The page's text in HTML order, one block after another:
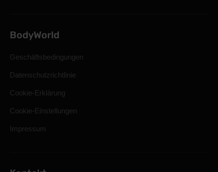
BodyWorld
Geschäftsbedingungen
Datenschutzrichtlinie
Cookie-Erklärung
Cookie-Einstellungen
Impressum